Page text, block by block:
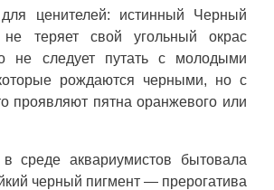
ценителей: истинный Черный
теряет свой угольный окрас
не следует путать с молодыми
рождаются черными, но с
проявляют пятна оранжевого или
среде аквариумистов бытовала
черный пигмент — прерогатива